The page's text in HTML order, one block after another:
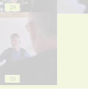
29
33